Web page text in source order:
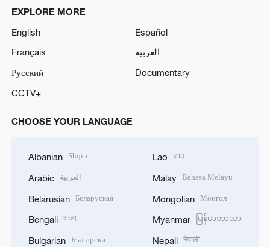
EXPLORE MORE
English
Español
Français
العربية
Русский
Documentary
CCTV+
CHOOSE YOUR LANGUAGE
Albanian Shqip
Arabic العربية
Belarusian Беларуская
Bengali বাংলা
Bulgarian Български
Lao ລາວ
Malay Bahasa Melayu
Mongolian Монгол
Myanmar မြန်မာဘာသာ
Nepali नेपाली